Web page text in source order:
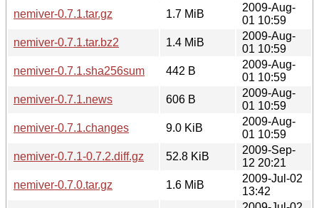
nemiver-0.7.1.tar.gz
1.7 MiB
2009-Aug-
01 10:59
nemiver-0.7.1.tar.bz2
1.4 MiB
2009-Aug-
01 10:59
nemiver-0.7.1.sha256sum
442 B
2009-Aug-
01 10:59
nemiver-0.7.1.news
606 B
2009-Aug-
01 10:59
nemiver-0.7.1.changes
9.0 KiB
2009-Aug-
01 10:59
nemiver-0.7.1-0.7.2.diff.gz
52.8 KiB
2009-Sep-
12 20:21
nemiver-0.7.0.tar.gz
1.6 MiB
2009-Jul-02
13:42